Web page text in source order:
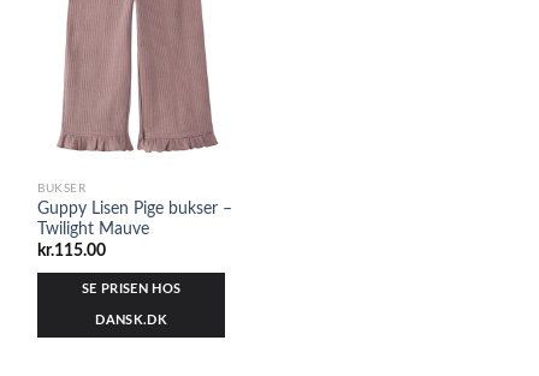
BUKSER
Guppy Lisen Pige bukser –
Twilight Mauve
kr.115.00
SE PRISEN HOS
DANSK.DK